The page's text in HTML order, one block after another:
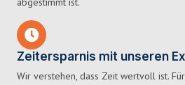
Zeitersparnis mit unseren
Wir verstehen, dass Zeit wertvoll ist.